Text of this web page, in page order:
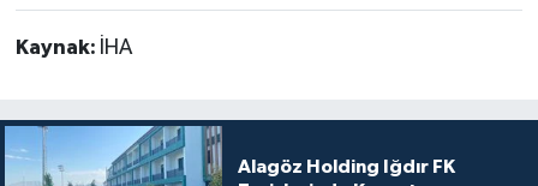
Kaynak: İHA
Alagöz Holding Iğdır FK